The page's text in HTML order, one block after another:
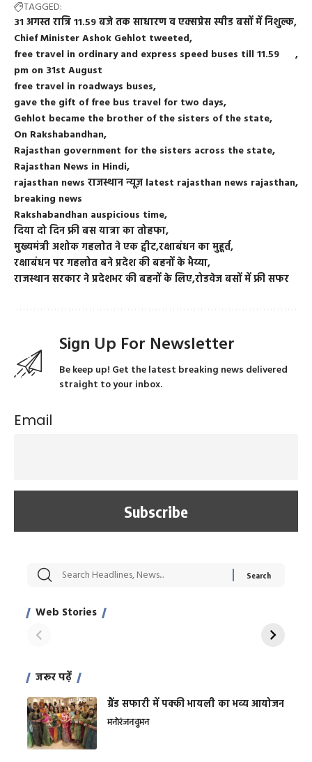
TAGGED:
31 अगस्त रात्रि 11.59 बजे तक साधारण व एक्सप्रेस स्पीड बसों में निशुल्क
Chief Minister Ashok Gehlot tweeted
free travel in ordinary and express speed buses till 11.59
pm on 31st August
free travel in roadways buses
gave the gift of free bus travel for two days
Gehlot became the brother of the sisters of the state
On Rakshabandhan
Rajasthan government for the sisters across the state
Rajasthan News in Hindi
rajasthan news राजस्थान न्यूज़ latest rajasthan news rajasthan
breaking news
Rakshabandhan auspicious time
दिया दो दिन फ्री बस यात्रा का तोहफा
मुख्यमंत्री अशोक गहलोत ने एक ट्वीटरक्षाबंधन का मुहूर्त
रक्षाबंधन पर गहलोत बने प्रदेश की बहनों के भैय्या
राजस्थान सरकार ने प्रदेशभर की बहनों के लिएरोडवेज बसों में फ्री सफर
Sign Up For Newsletter
Be keep up! Get the latest breaking news delivered
straight to your inbox.
Email
Web Stories
सट्टेबाजी में अरेस्ट हुए
साहिल खान
रोज एक कच्चे लहसुन
जरूर पढ़ें
ग्रैंड सफारी में पक्की भायली का भव्य आयोजन
मनोरंजनवुमन